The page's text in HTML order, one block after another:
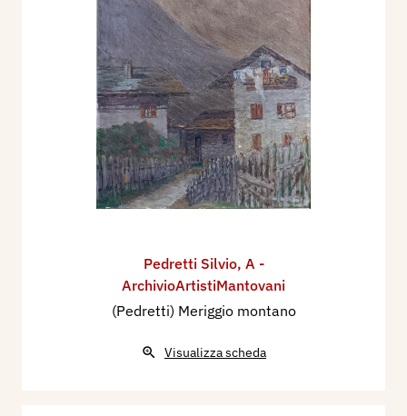
Pedretti Silvio, A -
ArchivioArtistiMantovani
(Pedretti) Meriggio montano
Visualizza scheda